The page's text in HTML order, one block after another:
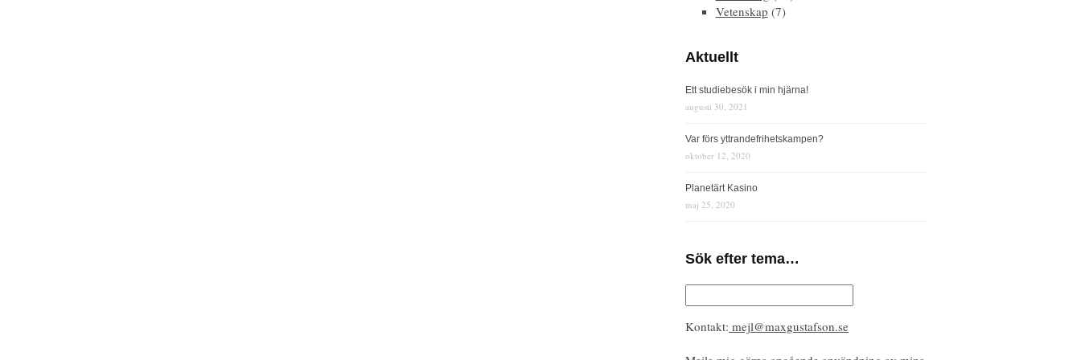
Vetenskap (7)
Aktuellt
Ett studiebesök i min hjärna!
augusti 30, 2021
Var förs yttrandefrihetskampen?
oktober 12, 2020
Planetärt Kasino
maj 25, 2020
Sök efter tema…
Kontakt: mejl@maxgustafson.se